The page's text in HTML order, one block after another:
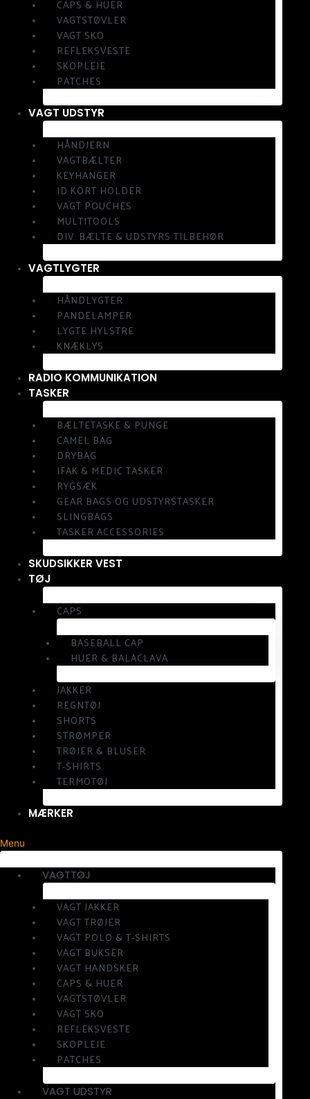
CAPS & HUER
VAGTSTØVLER
VAGT SKO
REFLEKSVESTE
SKOPLEJE
PATCHES
VAGT UDSTYR
HÅNDJERN
VAGTBÆLTER
KEYHANGER
ID KORT HOLDER
VAGT POUCHES
MULTITOOLS
DIV. BÆLTE & UDSTYRS TILBEHØR
VAGTLYGTER
HÅNDLYGTER
PANDELAMPER
LYGTE HYLSTRE
KNÆKLYS
RADIO KOMMUNIKATION
TASKER
BÆLTETASKE & PUNGE
CAMEL BAG
DRYBAG
IFAK & MEDIC TASKER
RYGSÆK
GEAR BAGS OG UDSTYRSTASKER
SLINGBAGS
TASKER ACCESSORIES
SKUDSIKKER VEST
TØJ
CAPS
BASEBALL CAP
HUER & BALACLAVA
JAKKER
REGNTØJ
SHORTS
STRØMPER
TRØJER & BLUSER
T-SHIRTS
TERMOTØJ
MÆRKER
Menu
VAGTTØJ
VAGT JAKKER
VAGT TRØJER
VAGT POLO & T-SHIRTS
VAGT BUKSER
VAGT HANDSKER
CAPS & HUER
VAGTSTØVLER
VAGT SKO
REFLEKSVESTE
SKOPLEJE
PATCHES
VAGT UDSTYR